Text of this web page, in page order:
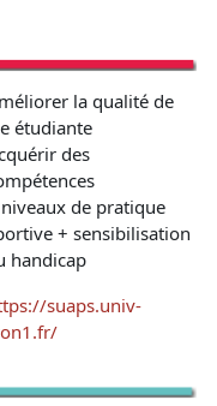
la qualité de
étudiante
des
de pratique
+ sensibilisation
handicap
suaps.univ-